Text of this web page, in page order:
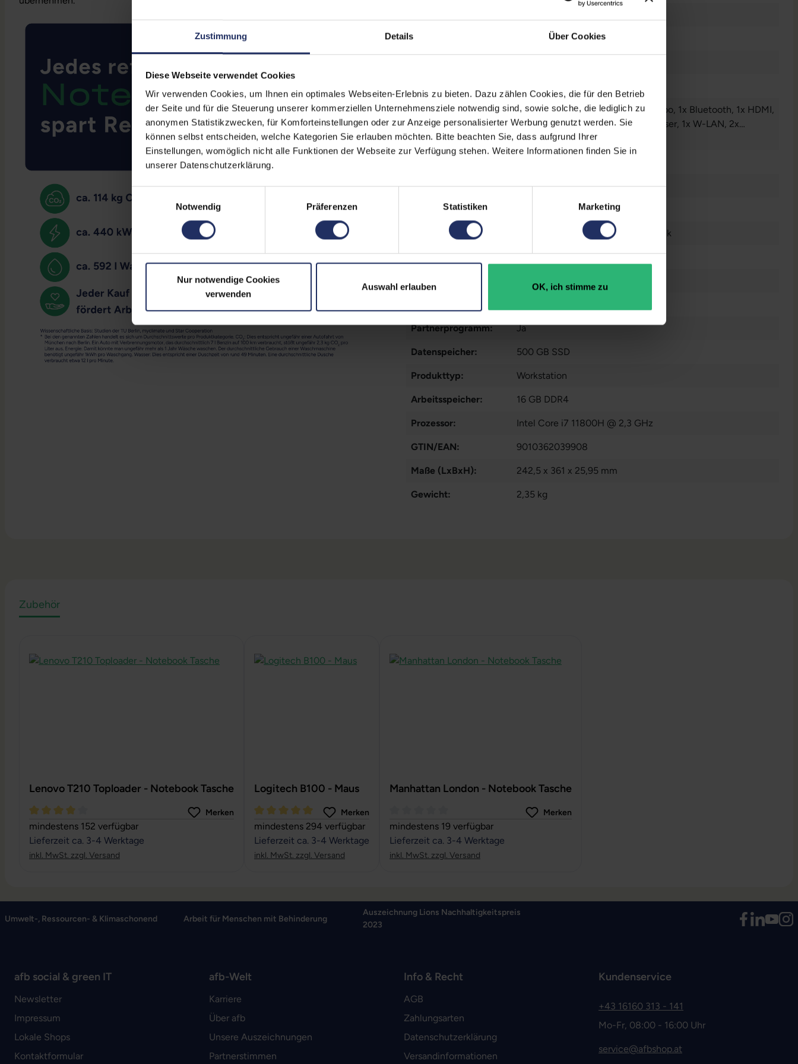
Zustimmung Details Über Cookies
Diese Webseite verwendet Cookies
Wir verwenden Cookies, um Ihnen ein optimales Webseiten-Erlebnis zu bieten. Dazu zählen Cookies, die für den Betrieb
der Seite und für die Steuerung unserer kommerziellen Unternehmensziele notwendig sind, sowie solche, die lediglich zu
anonymen Statistikzwecken, für Komforteinstellungen oder zur Anzeige personalisierter Werbung genutzt werden. Sie
können selbst entscheiden, welche Kategorien Sie erlauben möchten. Bitte beachten Sie, dass aufgrund Ihrer
Einstellungen, womöglich nicht alle Funktionen der Webseite zur Verfügung stehen. Weitere Informationen finden Sie in
unserer Datenschutzerklärung.
Einwilligungsauswahl
Notwendig
Präferenzen Statistiken Marketing
Nur notwendige Cookies
verwenden
Auswahl erlauben OK, ich stimme zu
Displayart: Mattes Display
Schnittstellen: 1x Audio / Mikrofon - 3.5 mm Combo, 1x Bluetooth, 1x HDMI,
1x Mini DisplayPort, 1x SD-Kartenleser, 1x W-LAN, 2x
Thunderbolt, 2x USB 3 Typ A
Mehr anzeigen
LTE: Nein
Displayauflösung: 1920 x 1080 FHD
Tastaturlayout: Deutsch (QWERTZ) mit Ziffernblock
Grafikkartenspeicher: 4 GB GDDR6
Fingerprintreader:
Partnerprogramm: Ja
Datenspeicher: 500 GB SSD
Produkttyp: Workstation
Arbeitsspeicher: 16 GB DDR4
Prozessor: Intel Core i7 11800H @ 2,3 GHz
GTIN/EAN: 9010362039908
Maße (LxBxH): 242,5 x 361 x 25,95 mm
Gewicht: 2,35 kg
Zubehör
Lenovo T210 Toploader - Notebook Tasche
Durchschnittliche Bewertung von 4 von 5 Sternen
Merken
mindestens 152 verfügbar
Lieferzeit ca. 3-4 Werktage
inkl. MwSt. zzgl. Versand
Logitech B100 - Maus
Durchschnittliche Bewertung von 5 von 5 Sternen
Merken
mindestens 294 verfügbar
Lieferzeit ca. 3-4 Werktage
inkl. MwSt. zzgl. Versand
Manhattan London - Notebook Tasche
Durchschnittliche Bewertung von 0 von 5 Sternen
Merken
mindestens 19 verfügbar
Lieferzeit ca. 3-4 Werktage
inkl. MwSt. zzgl. Versand
Umwelt-, Ressourcen- & Klimaschonend Arbeit für Menschen mit Behinderung
Auszeichnung Lions Nachhaltigkeitspreis
2023
afb social & green IT
Newsletter
Impressum
Lokale Shops
Kontaktformular
afb-Welt
Karriere
Über afb
Unsere Auszeichnungen
Partnerstimmen
Info & Recht
AGB
Zahlungsarten
Datenschutzerklärung
Versandinformationen
Kundenservice
+43 16160 313 - 141
Mo-Fr, 08:00 - 16:00 Uhr
service@afbshop.at